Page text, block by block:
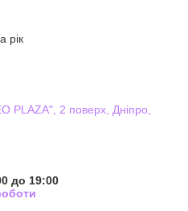
рік
PLAZA", 2 поверх, Дніпро,
до 19:00